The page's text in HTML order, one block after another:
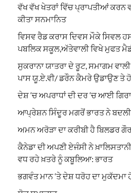
ਵੱਖ ਵੱਖ ਖੇਤਰਾਂ ਵਿੱਚ ਪ੍ਰਾਪਤੀਆਂ ਕਰਨ
ਕੀਤਾ ਸਨਮਾਨਿਤ
ਵਿਸਵ ਰੈਡ ਕਰਾਸ ਦਿਵਸ ਮੌਕੇ ਸਿਵਲ
ਪਬਲਿਕ ਸਕੂਲ,ਅੱਤੇਵਾਲੀ ਵਿਖੇ ਮੁਫਤ
ਸੁਕਰਾਨਾ ਯਾਤਰਾ ਦੇ ਰੂਟ, ਸਮਾਗਮ
ਪਾਸ ਯੂ.ਏ.ਵੀ/ ਡਰੌਨ ਕੈਮਰੇ ਉਡਾਉਣ ਤੇ
ਦੇਸ਼ ‘ਚ ਅਪਰਾਧਾਂ ਦੀ ਦਰ ‘ਚ ਆਈ
ਆਪ੍ਰੇਸ਼ਨ ਸਿੰਦੂਰ ਮਗਰੋਂ ਭਾਰਤ ਨੇ
ਅਮਨ ਅਰੋੜਾ ਦਾ ਕਰੀਬੀ ਹੈ ਬਿਲਡਰ
ਕੈਨੇਡਾ ਦੀ ਅਪਣੀ ਏਜੰਸੀ ਨੇ
ਵਧ ਰਹੇ ਖ਼ਤਰੇ ਨੂੰ ਕਬੂਲਿਆ: ਭਾਰਤ
ਭਗਵੰਤ ਮਾਨ ‘ਤੇ ਦੇਸ਼ ਧਰੋਹ ਦਾ ਮੁਕੱਦਮਾ